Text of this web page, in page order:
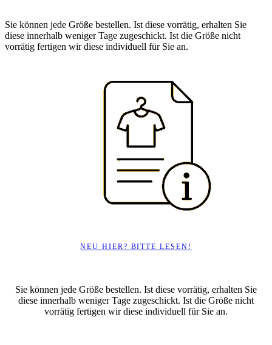
Sie können jede Größe bestellen. Ist diese vorrätig, erhalten Sie
diese innerhalb weniger Tage zugeschickt. Ist die Größe nicht
vorrätig fertigen wir diese individuell für Sie an.
NEU HIER? BITTE LESEN!
Sie können jede Größe bestellen. Ist diese vorrätig, erhalten Sie
diese innerhalb weniger Tage zugeschickt. Ist die Größe nicht
vorrätig fertigen wir diese individuell für Sie an.